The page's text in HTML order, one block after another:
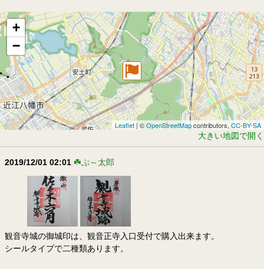
+
−
Leaflet | ©OpenStreetMapcontributors, CC-BY-SA
大きい地図で開く
2019/12/01 02:01 ☘️ぷ～太郎
観音寺城の御城印は、観音正寺入口受付で購入出来ます。
シールタイプで二種類あります。